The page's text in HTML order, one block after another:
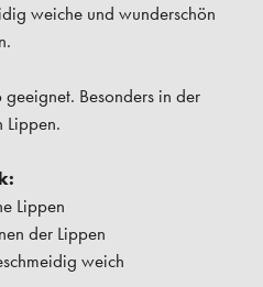
weiche und wunderschön
Besonders in der
Lippen
der Lippen
weich